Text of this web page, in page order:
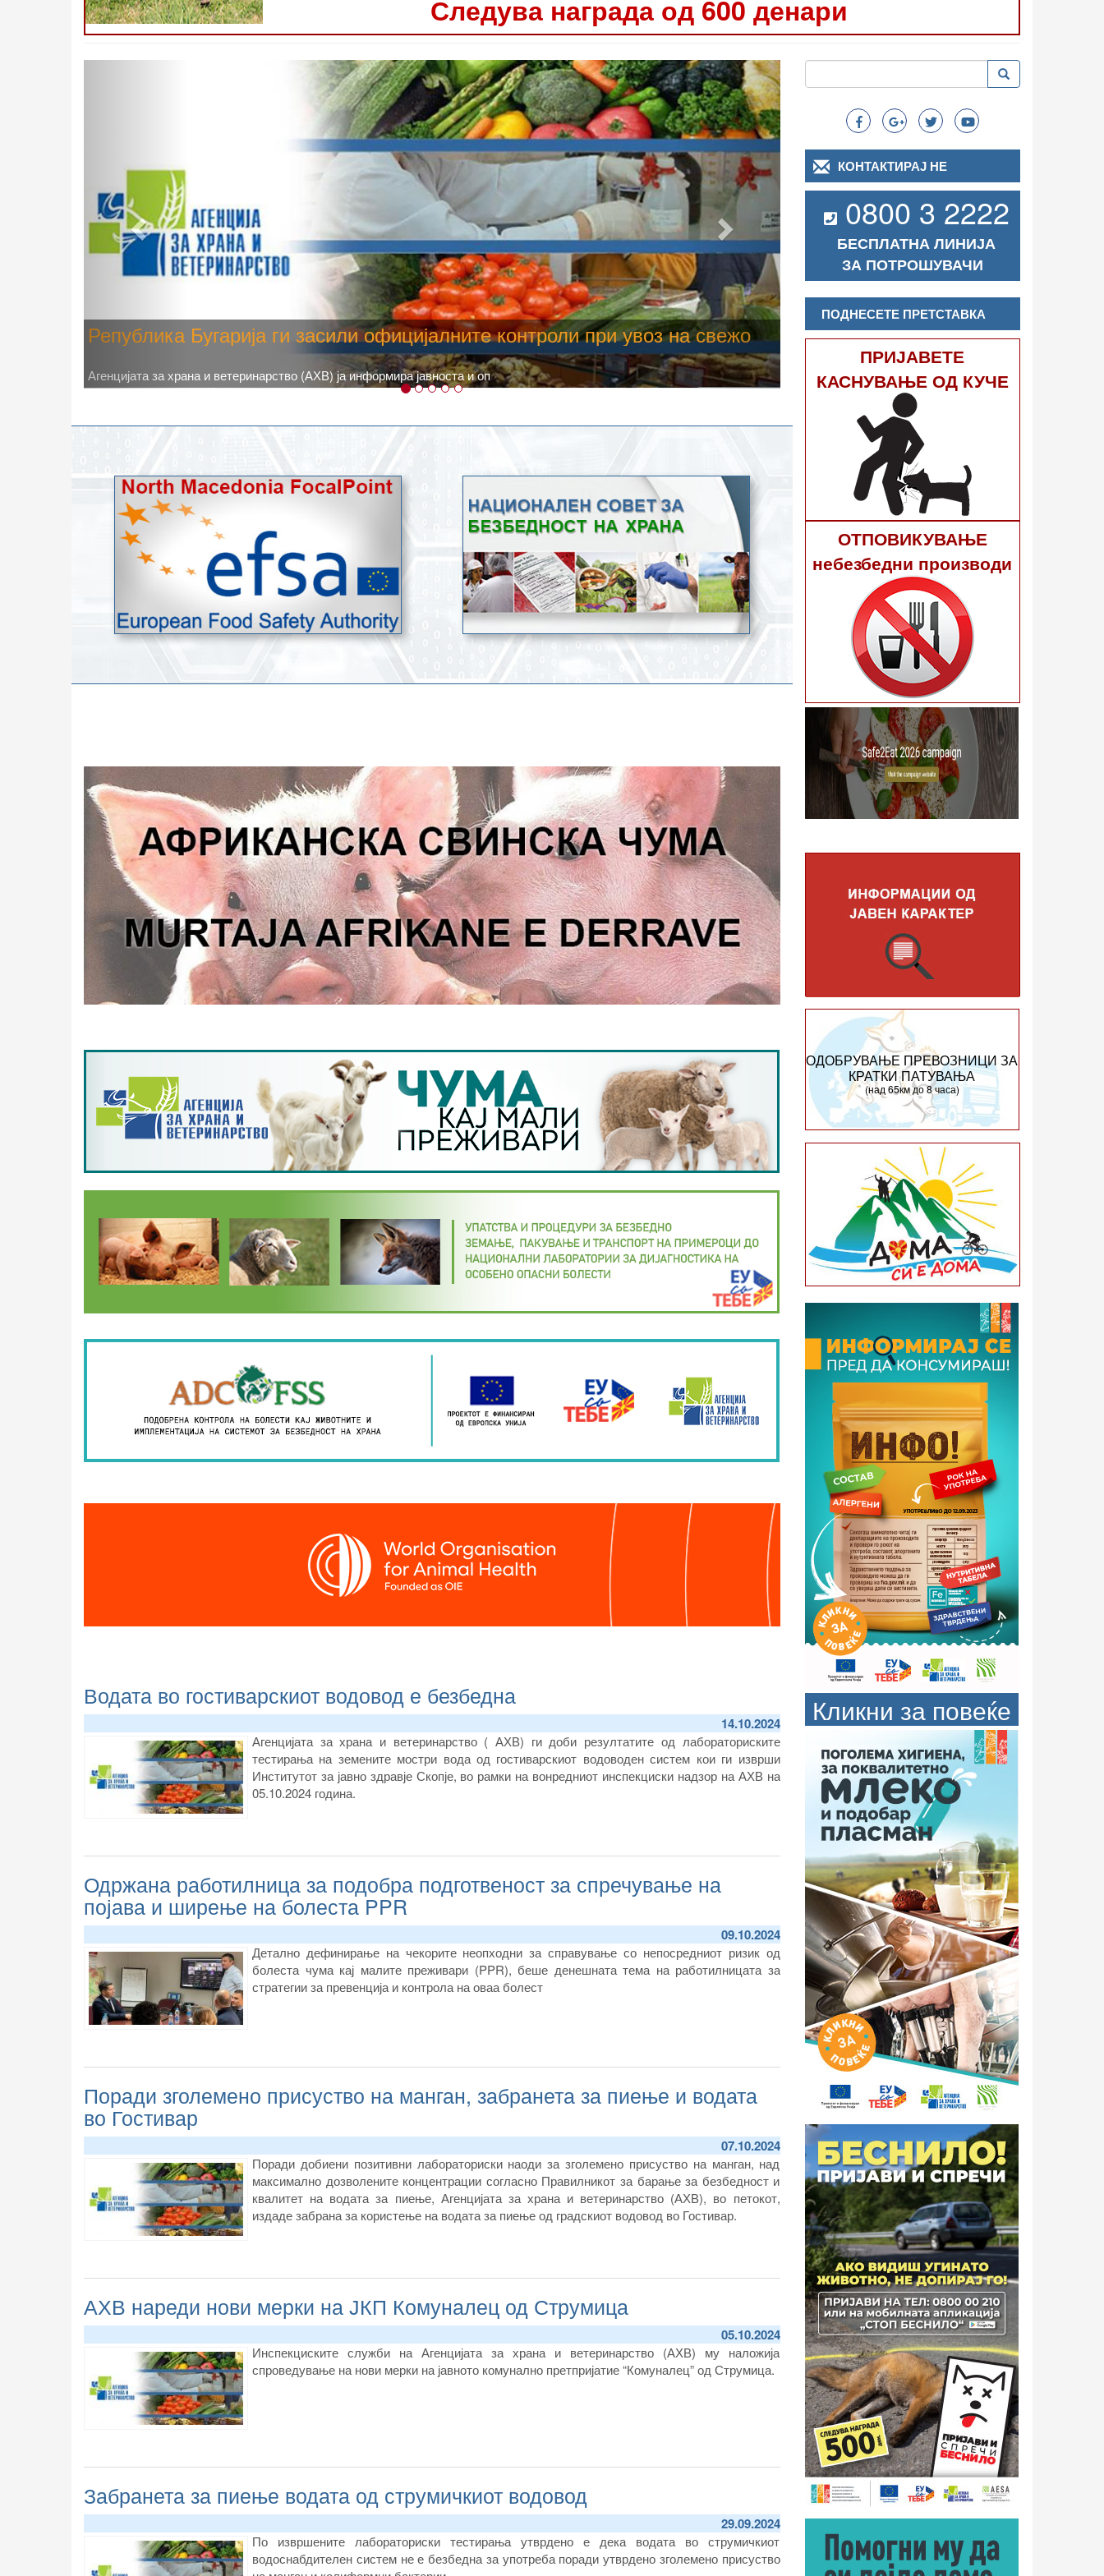
Следува награда од 600 денари
Високите температури ризик од труење со храна, опасни се и за
животните
Новото најавено зголемување на дневните температури, кое според метеоролозите во одредени региони ќе достигне 40
степени, ги зголемува ризиците од појава на труење со храна.
Следно
Водата во гостиварскиот водовод е безбедна
14.10.2024
Агенцијата за храна и ветеринарство ( АХВ) ги доби резултатите од лабораториските
тестирања на земените мостри вода од гостиварскиот водоводен систем кои ги изврши
Институтот за јавно здравје Скопје, во рамки на вонредниот инспекциски надзор на АХВ на
05.10.2024 година.
Одржана работилница за подобра подготвеност за спречување на
појава и ширење на болеста PPR
09.10.2024
Детално дефинирање на чекорите неопходни за справување со непосредниот ризик од
болеста чума кај малите преживари (PPR), беше денешната тема на работилницата за
стратегии за превенција и контрола на оваа болест
Поради зголемено присуство на манган, забранета за пиење и водата
во Гостивар
07.10.2024
Поради добиени позитивни лабораториски наоди за зголемено присуство на манган, над
максимално дозволените концентрации согласно Правилникот за барање за безбедност и
квалитет на водата за пиење, Агенцијата за храна и ветеринарство (АХВ), во петокот,
издаде забрана за користење на водата за пиење од градскиот водовод во Гостивар.
АХВ нареди нови мерки на ЈКП Комуналец од Струмица
05.10.2024
​Инспекциските служби на Агенцијата за храна и ветеринарство (АХВ) му наложија
спроведување на нови мерки на јавното комунално претпријатие “Комуналец” од Струмица.
Забранета за пиење водата од струмичкиот водовод
29.09.2024
По извршените лабораториски тестирања утврдено е дека водата во струмичкиот
водоснабдителен систем не е безбедна за употреба поради утврдено зголемено присуство
Search
Пребарување Пребарување
КОНТАКТИРАЈ НЕ
0800 3 2222
БЕСПЛАТНА ЛИНИЈА
ЗА ПОТРОШУВАЧИ
ПОДНЕСЕТЕ ПРЕТСТАВКА
ПРИЈАВЕТЕ
КАСНУВАЊЕ ОД КУЧЕ
ОТПОВИКУВАЊЕ
небезбедни производи
ОДОБРУВАЊЕ ПРЕВОЗНИЦИ ЗА
КРАТКИ ПАТУВАЊА
(над 65км до 8 часа)
Кликни за повеќе